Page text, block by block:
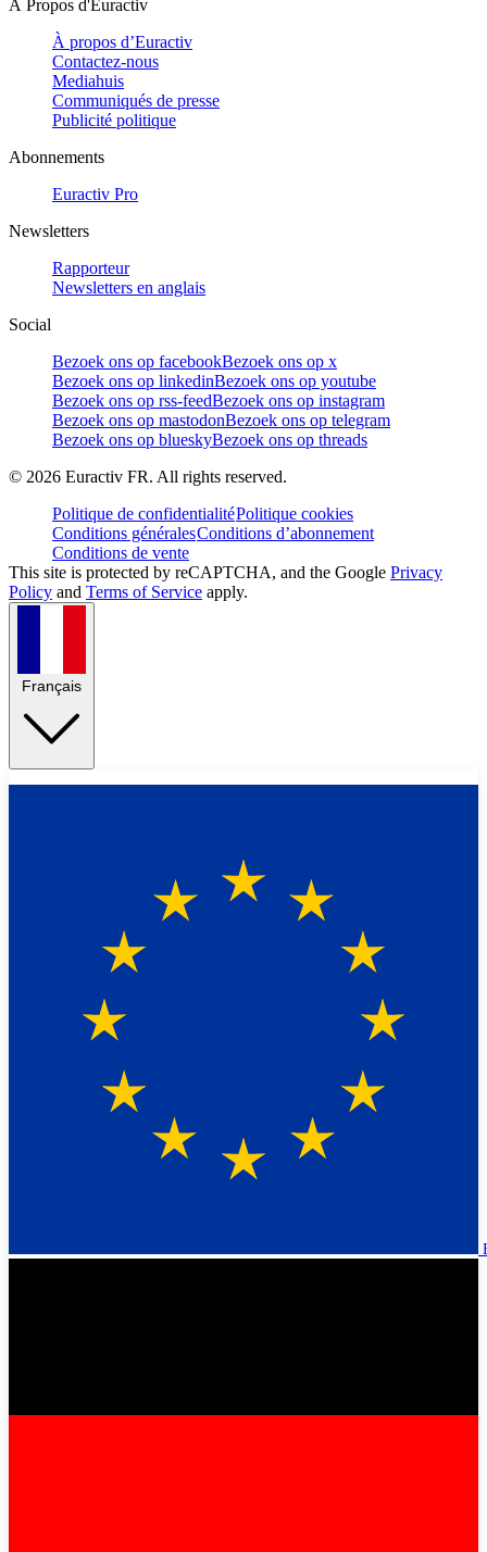
À Propos d'Euractiv
À propos d’Euractiv
Contactez-nous
Mediahuis
Communiqués de presse
Publicité politique
Abonnements
Euractiv Pro
Newsletters
Rapporteur
Newsletters en anglais
Social
Bezoek ons op facebookBezoek ons op x
Bezoek ons op linkedinBezoek ons op youtube
Bezoek ons op rss-feedBezoek ons op instagram
Bezoek ons op mastodonBezoek ons op telegram
Bezoek ons op blueskyBezoek ons op threads
© 2026 Euractiv FR. All rights reserved.
Politique de confidentialitéPolitique cookies
Conditions généralesConditions d’abonnement
Conditions de vente
This site is protected by reCAPTCHA, and the Google Privacy
Policy and Terms of Service apply.
Français